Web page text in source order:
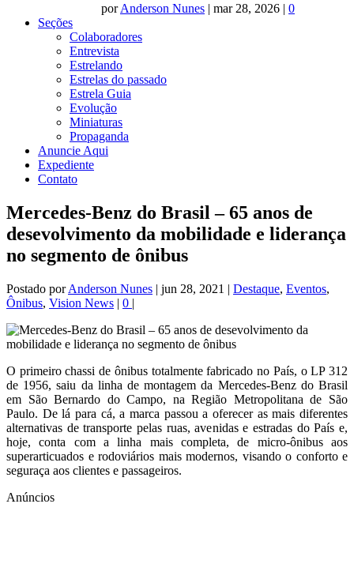
porAnderson Nunes | mar 28, 2026 | 0
Seções
Colaboradores
Entrevista
Estrelando
Estrelas do passado
Estrela Guia
Evolução
Miniaturas
Propaganda
Anuncie Aqui
Expediente
Contato
Mercedes-Benz do Brasil – 65 anos de
desevolvimento da mobilidade e liderança
no segmento de ônibus
Postado porAnderson Nunes | jun 28, 2021 | Destaque, Eventos,
Ônibus, Vision News | 0 |
O primeiro chassi de ônibus totalmente fabricado no País, o LP 312
de 1956, saiu da linha de montagem da Mercedes-Benz do Brasil
em São Bernardo do Campo, na Região Metropolitana de São
Paulo. De lá para cá, a marca passou a oferecer as mais diferentes
alternativas de transporte pelas ruas, avenidas e estradas do País e,
hoje, conta com a linha mais completa, de micro-ônibus aos
superarticuados e rodoviários mais modernos, visando o conforto e
seguraça aos clientes e passageiros.
Anúncios